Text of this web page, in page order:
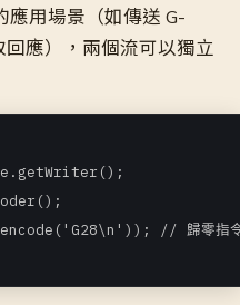
應用場景（如傳送 G-
應），兩個流可以獨立
// 歸零指